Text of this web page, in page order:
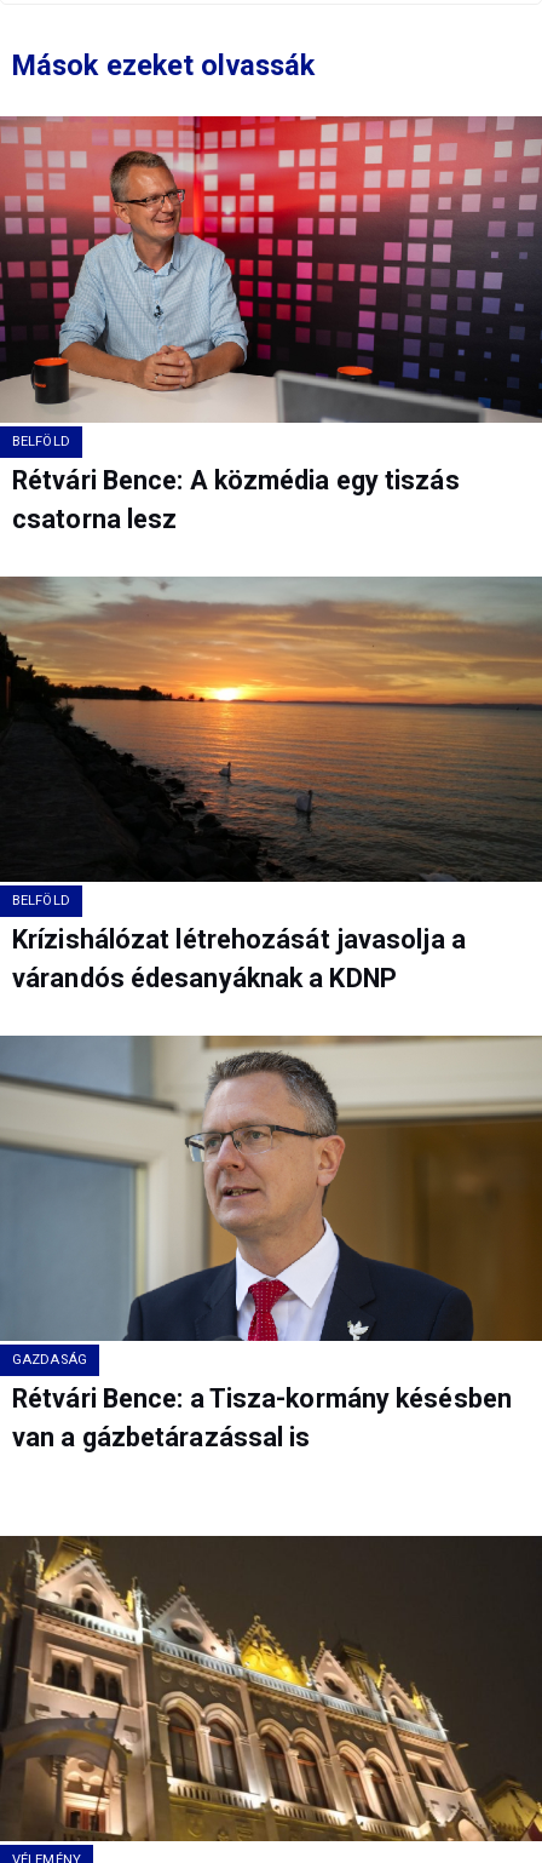
Mások ezeket olvassák
BELFÖLD
Rétvári Bence: A közmédia egy tiszás
csatorna lesz
BELFÖLD
Krízishálózat létrehozását javasolja a
várandós édesanyáknak a KDNP
GAZDASÁG
Rétvári Bence: a Tisza-kormány késésben
van a gázbetárazással is